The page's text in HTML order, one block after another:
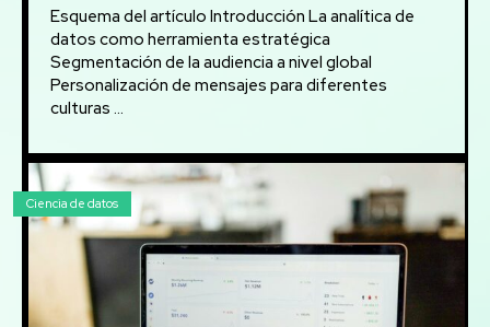
Esquema del artículo Introducción La analítica de
datos como herramienta estratégica
Segmentación de la audiencia a nivel global
Personalización de mensajes para diferentes
culturas ...
Ciencia de datos